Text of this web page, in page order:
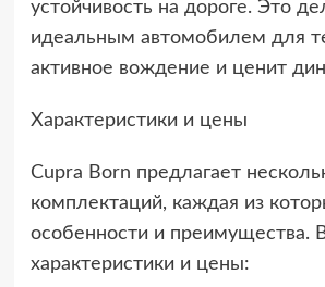
устойчивость на дороге. Это
идеальным автомобилем для
активное вождение и ценит
Характеристики и цены
Cupra Born предлагает
комплектаций, каждая из
особенности и преимущества.
характеристики и цены: